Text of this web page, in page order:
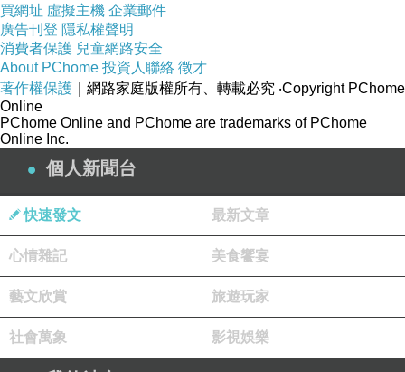
https://winnerbuy.1shop-app.com/k5b8pf
顏色可選：銀白／藏藍／奶茶／淡藍／櫻粉
單入優惠價
原價 1980 元
團購特價只要 1680 元
雙入優惠組合（顏色任選）
團購特價只要 3180 元
平均一顆只要 1590 元！
☆．☆．☆．☆．☆．☆．☆．☆．☆．☆．☆
✨ 人氣好物開團中｜實測後真心推薦懶人包 ✨
買網址 虛擬主機 企業郵件
廣告刊登 隱私權聲明
消費者保護 兒童網路安全
About PChome 投資人聯絡 徵才
著作權保護 ｜網路家庭版權所有、轉載必究 ‧Copyright PChome
Online
PChome Online and PChome are trademarks of PChome
Online Inc.
個人新聞台
快速發文 最新文章
心情雜記 美食饗宴
藝文欣賞 旅遊玩家
社會萬象 影視娛樂